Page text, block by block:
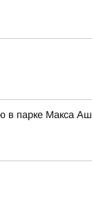
в парке Макса